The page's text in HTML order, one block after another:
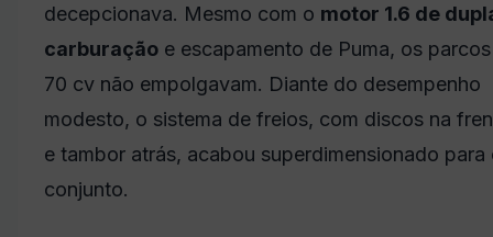
decepcionava. Mesmo com o motor 1.6 de
carburação e escapamento de Puma, os parcos
70 cv não empolgavam. Diante do desempenho
modesto, o sistema de freios, com discos na
e tambor atrás, acabou superdimensionado para
conjunto.